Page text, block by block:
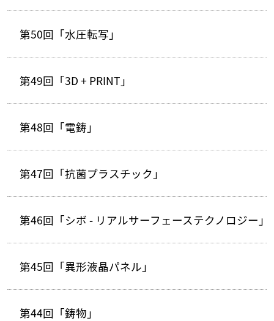
第50回「水圧転写」
第49回「3D + PRINT」
第48回「電鋳」
第47回「抗菌プラスチック」
第46回「シボ - リアルサーフェーステクノロジー」
第45回「異形液晶パネル」
第44回「鋳物」